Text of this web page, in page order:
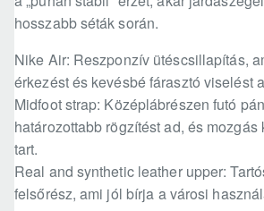
hosszabb séták során.
Nike Air: Reszponzív ütéscsillapítás,
érkezést és kevésbé fárasztó viselést
Midfoot strap: Középlábrészen futó
határozottabb rögzítést ad, és
tart.
Real and synthetic leather upper:
felsőrész, ami jól bírja a városi